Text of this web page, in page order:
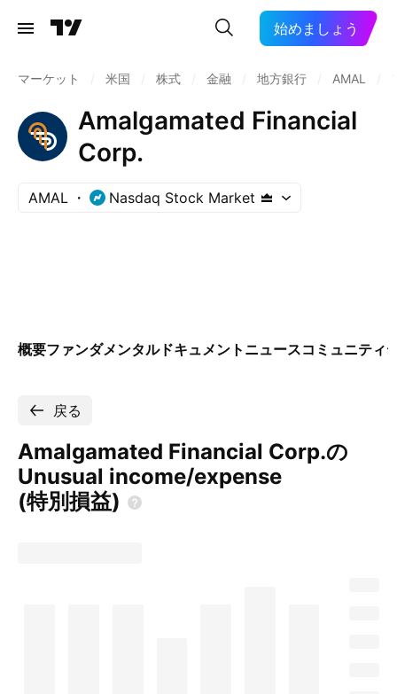
始めましょう
マーケット 米国 株式 金融 地方銀行 AMAL
Amalgamated Financial
Corp.
AMAL Nasdaq Stock Market
概要ファンダメンタルドキュメント ニュースコミュニティ
戻る
Amalgamated Financial Corp.の
Unusual income/expense
(特別損益)